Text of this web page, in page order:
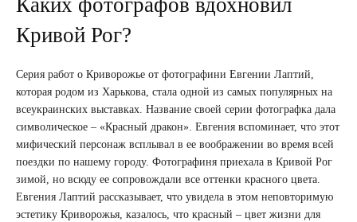
Каких фотографов вдохновил
Кривой Рог?
Серия работ о Криворожье от фотографини Евгении Лаптий,
которая родом из Харькова, стала одной из самых популярных на
всеукраинских выставках. Название своей серии фотографка дала
символическое – «Красный дракон». Евгения вспоминает, что этот
мифический персонаж всплывал в ее воображении во время всей
поездки по нашему городу. Фотографиня приехала в Кривой Рог
зимой, но всюду ее сопровождали все оттенки красного цвета.
Евгения Лаптий рассказывает, что увидела в этом неповторимую
эстетику Криворожья, казалось, что красный – цвет жизни для